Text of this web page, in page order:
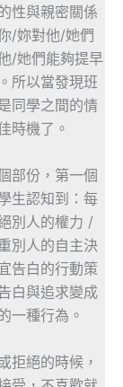
性與親密關係
/妳對他/她們
/她們能夠提早
所以當發現班
同學之間的情
時機了。
部份，第一個
生認知到：每
別人的權力 /
別人的自主決
告白的行動策
白與追求變成
一種行為。
拒絕的時候，